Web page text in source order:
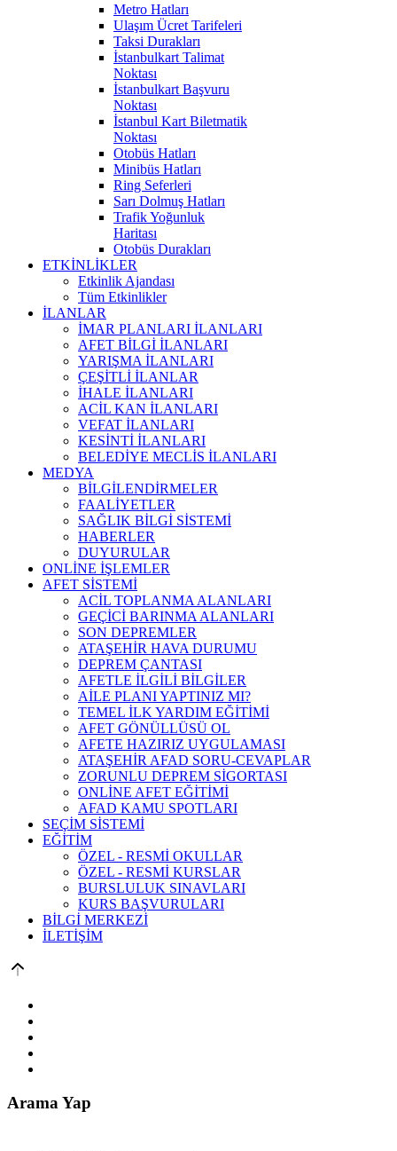
Metro Hatları
Ulaşım Ücret Tarifeleri
Taksi Durakları
İstanbulkart Talimat
Noktası
İstanbulkart Başvuru
Noktası
İstanbul Kart Biletmatik
Noktası
Otobüs Hatları
Minibüs Hatları
Ring Seferleri
Sarı Dolmuş Hatları
Trafik Yoğunluk
Haritası
Otobüs Durakları
ETKİNLİKLER
Etkinlik Ajandası
Tüm Etkinlikler
İLANLAR
İMAR PLANLARI İLANLARI
AFET BİLGİ İLANLARI
YARIŞMA İLANLARI
ÇEŞİTLİ İLANLAR
İHALE İLANLARI
ACİL KAN İLANLARI
VEFAT İLANLARI
KESİNTİ İLANLARI
BELEDİYE MECLİS İLANLARI
MEDYA
BİLGİLENDİRMELER
FAALİYETLER
SAĞLIK BİLGİ SİSTEMİ
HABERLER
DUYURULAR
ONLİNE İŞLEMLER
AFET SİSTEMİ
ACİL TOPLANMA ALANLARI
GEÇİCİ BARINMA ALANLARI
SON DEPREMLER
ATAŞEHİR HAVA DURUMU
DEPREM ÇANTASI
AFETLE İLGİLİ BİLGİLER
AİLE PLANI YAPTINIZ MI?
TEMEL İLK YARDIM EĞİTİMİ
AFET GÖNÜLLÜSÜ OL
AFETE HAZIRIZ UYGULAMASI
ATAŞEHİR AFAD SORU-CEVAPLAR
ZORUNLU DEPREM SİGORTASI
ONLİNE AFET EĞİTİMİ
AFAD KAMU SPOTLARI
SEÇİM SİSTEMİ
EĞİTİM
ÖZEL - RESMİ OKULLAR
ÖZEL - RESMİ KURSLAR
BURSLULUK SINAVLARI
KURS BAŞVURULARI
BİLGİ MERKEZİ
İLETİŞİM
Arama Yap